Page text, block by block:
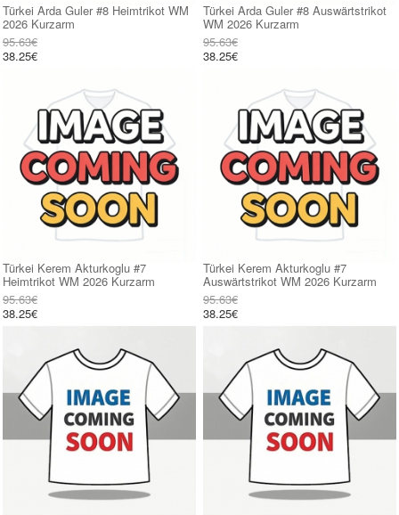
Türkei Arda Guler #8 Heimtrikot WM
2026 Kurzarm
95.63€
38.25€
Türkei Arda Guler #8 Auswärtstrikot
WM 2026 Kurzarm
95.63€
38.25€
Türkei Kerem Akturkoglu #7
Heimtrikot WM 2026 Kurzarm
95.63€
38.25€
Türkei Kerem Akturkoglu #7
Auswärtstrikot WM 2026 Kurzarm
95.63€
38.25€